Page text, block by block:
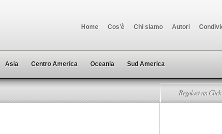
Home Cos’è Chi siamo Autori
Asia Centro America Oceania Sud America
Regalaci un